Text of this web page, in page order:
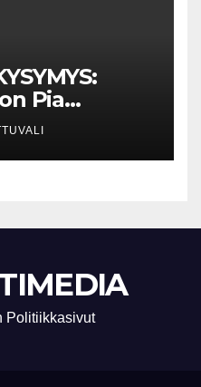
Pia
viipyy Orpon
Politiikkasivut